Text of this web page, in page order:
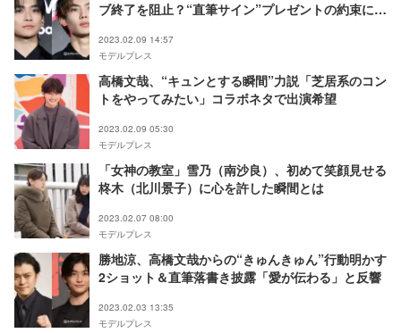
ブ終了を阻止？“直筆サイン”プレゼントの約束に
2023.02.09 14:57
モデルプレス
高橋文哉、“キュンとする瞬間”力説「芝居系のコン
トをやってみたい」コラボネタで出演希望
2023.02.09 05:30
モデルプレス
「女神の教室」雪乃（南沙良）、初めて笑顔見せる
柊木（北川景子）に心を許した瞬間とは
2023.02.07 08:00
モデルプレス
勝地涼、高橋文哉からの“きゅんきゅん”行動明かす
2ショット＆直筆落書き披露「愛が伝わる」と反響
2023.02.03 13:35
モデルプレス